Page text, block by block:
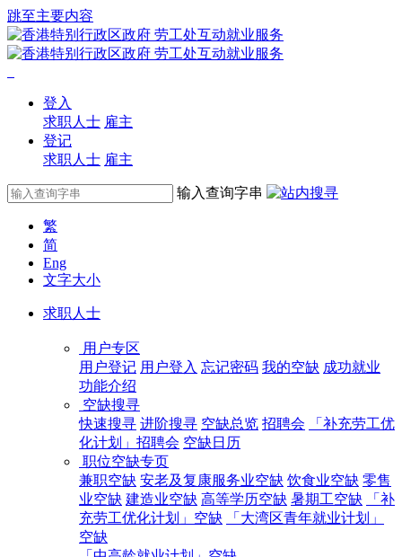
跳至主要内容
登入
求职人士 雇主
登记
求职人士 雇主
输入查询字串
繁
简
Eng
文字大小
求职人士
用户专区
用户登记 用户登入 忘记密码 我的空缺 成功就业
功能介绍
空缺搜寻
快速搜寻 进阶搜寻 空缺总览 招聘会
「补充劳工优
化计划」招聘会 空缺日历
职位空缺专页
兼职空缺 安老及复康服务业空缺 饮食业空缺 零售
业空缺 建造业空缺 高等学历空缺 暑期工空缺
「补
充劳工优化计划」空缺
「大湾区青年就业计划」
空缺